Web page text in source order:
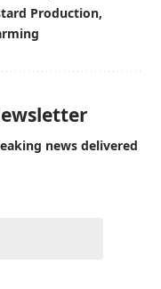
Production
news delivered